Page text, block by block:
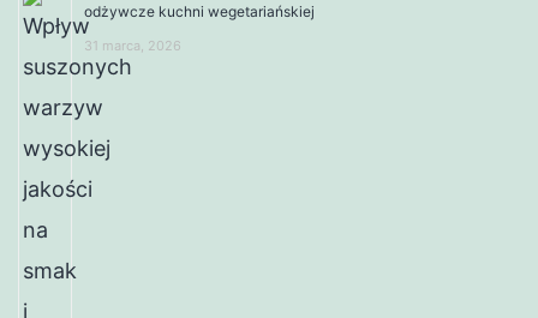
odżywcze kuchni wegetariańskiej
31 marca, 2026